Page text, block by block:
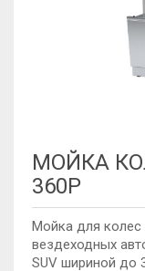
МОЙКА
360P
Мойка для колес
вездеходных
SUV шириной до